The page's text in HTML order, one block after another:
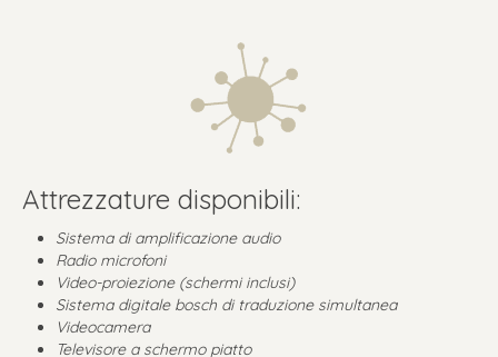
Attrezzature disponibili:
Sistema di amplificazione audio
Radio microfoni
Video-proiezione (schermi inclusi)
Sistema digitale bosch di traduzione simultanea
Videocamera
Televisore a schermo piatto